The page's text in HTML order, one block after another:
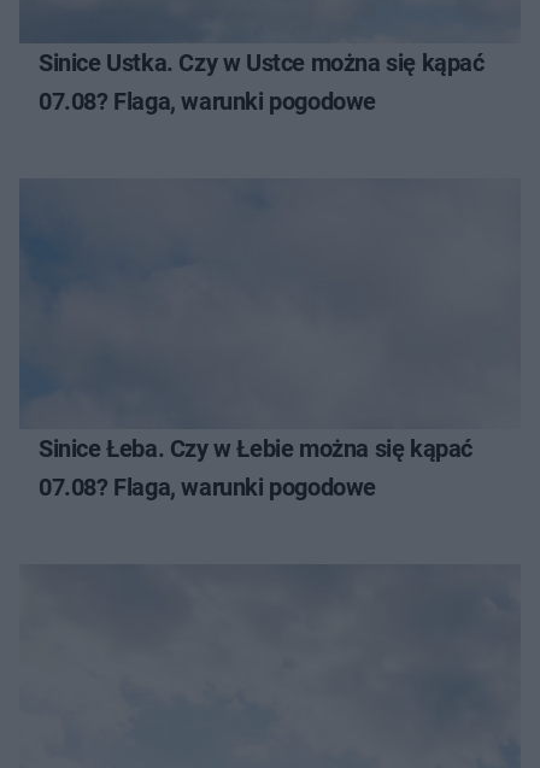
Sinice Ustka. Czy w Ustce można się kąpać
07.08? Flaga, warunki pogodowe
Sinice Łeba. Czy w Łebie można się kąpać
07.08? Flaga, warunki pogodowe